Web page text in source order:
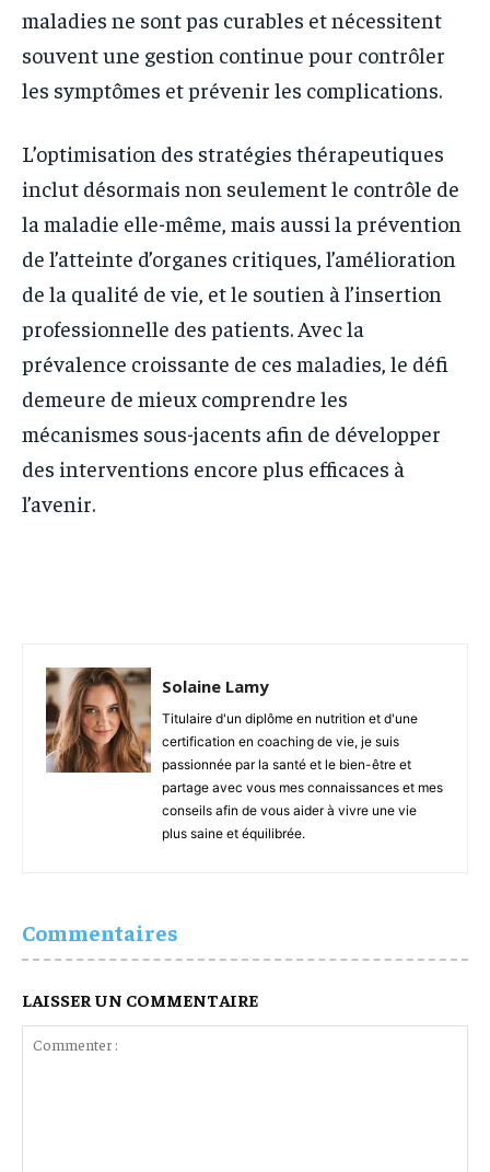
maladies ne sont pas curables et nécessitent
souvent une gestion continue pour contrôler
les symptômes et prévenir les complications.
L’optimisation des stratégies thérapeutiques
inclut désormais non seulement le contrôle de
la maladie elle-même, mais aussi la prévention
de l’atteinte d’organes critiques, l’amélioration
de la qualité de vie, et le soutien à l’insertion
professionnelle des patients. Avec la
prévalence croissante de ces maladies, le défi
demeure de mieux comprendre les
mécanismes sous-jacents afin de développer
des interventions encore plus efficaces à
l’avenir.
Solaine Lamy
Titulaire d'un diplôme en nutrition et d'une
certification en coaching de vie, je suis
passionnée par la santé et le bien-être et
partage avec vous mes connaissances et mes
conseils afin de vous aider à vivre une vie
plus saine et équilibrée.
Commentaires
LAISSER UN COMMENTAIRE